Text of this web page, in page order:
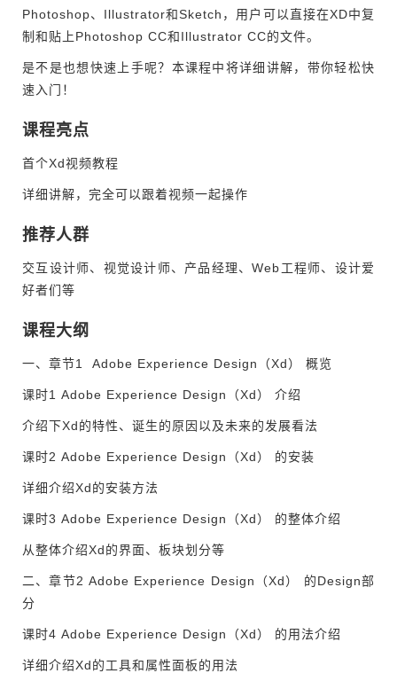
Photoshop、Illustrator和Sketch，用户可以直接在XD中复
制和贴上Photoshop CC和Illustrator CC的文件。
是不是也想快速上手呢？本课程中将详细讲解，带你轻松快
速入门！
课程亮点
首个Xd视频教程
详细讲解，完全可以跟着视频一起操作
推荐人群
交互设计师、视觉设计师、产品经理、Web工程师、设计爱
好者们等
课程大纲
一、 章节1 Adobe Experience Design（Xd） 概览
课时1 Adobe Experience Design（Xd） 介绍
介绍下Xd的特性、诞生的原因以及未来的发展看法
课时2 Adobe Experience Design（Xd） 的安装
详细介绍Xd的安装方法
课时3 Adobe Experience Design（Xd） 的整体介绍
从整体介绍Xd的界面、板块划分等
二、章节2 Adobe Experience Design（Xd） 的Design部
分
课时4 Adobe Experience Design（Xd） 的用法介绍
详细介绍Xd的工具和属性面板的用法